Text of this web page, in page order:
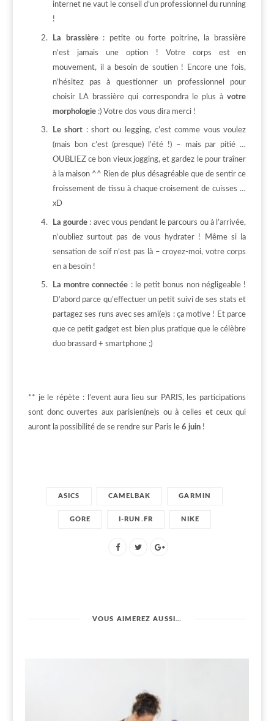
internet ne vaut le conseil d’un professionnel du running
!
La brassière: petite ou forte poitrine, la brassière
n’est jamais une option ! Votre corps est en
mouvement, il a besoin de soutien ! Encore une fois,
n’hésitez pas à questionner un professionnel pour
choisir LA brassière qui correspondra le plus à votre
morphologie :) Votre dos vous dira merci !
Le short : short ou legging, c’est comme vous voulez
(mais bon c’est (presque) l’été !) – mais par pitié …
OUBLIEZ ce bon vieux jogging, et gardez le pour traîner
à la maison ^^ Rien de plus désagréable que de sentir ce
froissement de tissu à chaque croisement de cuisses …
xD
La gourde : avec vous pendant le parcours ou à l’arrivée,
n’oubliez surtout pas de vous hydrater ! Même si la
sensation de soif n’est pas là – croyez-moi, votre corps
en a besoin !
La montre connectée : le petit bonus non négligeable !
D’abord parce qu’effectuer un petit suivi de ses stats et
partagez ses runs avec ses ami(e)s : ça motive ! Et parce
que ce petit gadget est bien plus pratique que le célèbre
duo brassard + smartphone ;)
** je le répète : l’event aura lieu sur PARIS, les participations
sont donc ouvertes aux parisien(ne)s ou à celles et ceux qui
auront la possibilité de se rendre sur Paris le 6 juin !
ASICS CAMELBAK GARMIN
GORE I-RUN.FR NIKE
VOUS AIMEREZ AUSSI…